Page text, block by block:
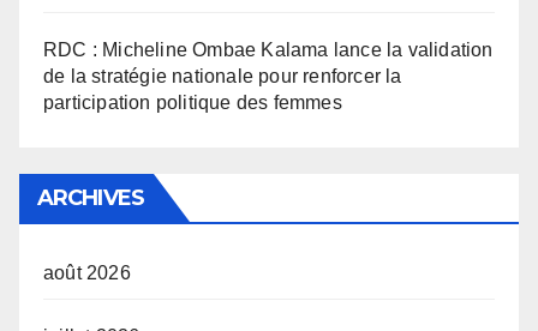
RDC : Micheline Ombae Kalama lance la validation
de la stratégie nationale pour renforcer la
participation politique des femmes
ARCHIVES
août 2026